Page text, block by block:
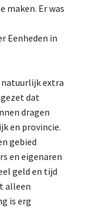
maken. Er was
Eenheden in
natuurlijk extra
dat
dragen
en provincie.
gebied
en eigenaren
geld en tijd
alleen
is erg